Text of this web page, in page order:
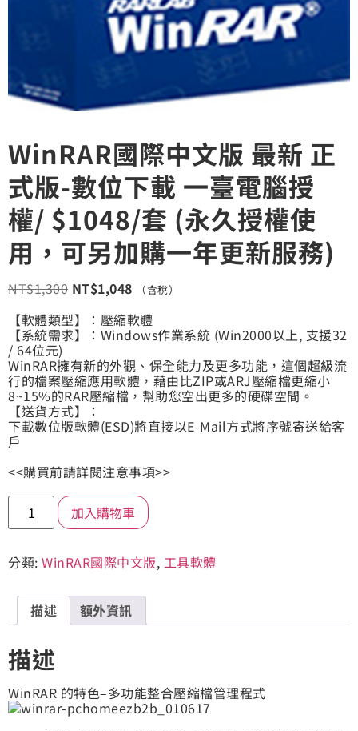
WinRAR國際中文版 最新 正
式版-數位下載 一臺電腦授
權/ $1048/套 (永久授權使
用，可另加購一年更新服務)
NT$1,300 NT$1,048 （含稅）
【軟體類型】：壓縮軟體
【系統需求】：Windows作業系統 (Win2000以上, 支援32
/ 64位元)
WinRAR擁有新的外觀、保全能力及更多功能，這個超級流
行的檔案壓縮應用軟體，藉由比ZIP或ARJ壓縮檔更縮小
8~15%的RAR壓縮檔，幫助您空出更多的硬碟空間。
【送貨方式】：
下載數位版軟體(ESD)將直接以E-Mail方式將序號寄送給客
戶
<<購買前請詳閱注意事項>>
加入購物車
分類: WinRAR國際中文版, 工具軟體
描述 額外資訊
描述
WinRAR 的特色–多功能整合壓縮檔管理程式